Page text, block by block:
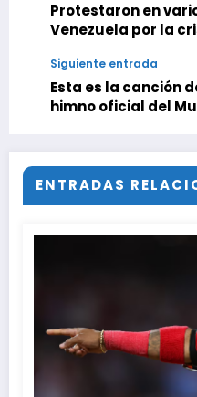
Protestaron en
Venezuela por la
Siguiente entrada
Esta es la canción
himno oficial del
ENTRADAS